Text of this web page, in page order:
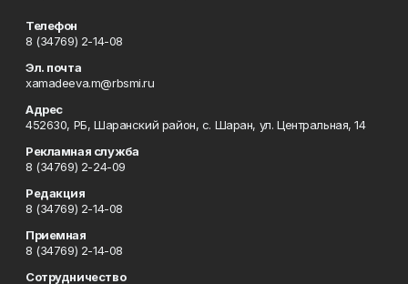
Телефон
8 (34769) 2-14-08
Эл. почта
xamadeeva.m@rbsmi.ru
Адрес
452630, РБ, Шаранский район, с. Шаран, ул. Центральная, 14
Рекламная служба
8 (34769) 2-24-09
Редакция
8 (34769) 2-14-08
Приемная
8 (34769) 2-14-08
Сотрудничество